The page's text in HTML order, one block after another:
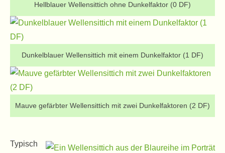
Hellblauer Wellensittich ohne Dunkelfaktor (0 DF)
Dunkelblauer Wellensittich mit einem Dunkelfaktor (1 DF)
Mauve gefärbter Wellensittich mit zwei Dunkelfaktoren (2 DF)
Typisch